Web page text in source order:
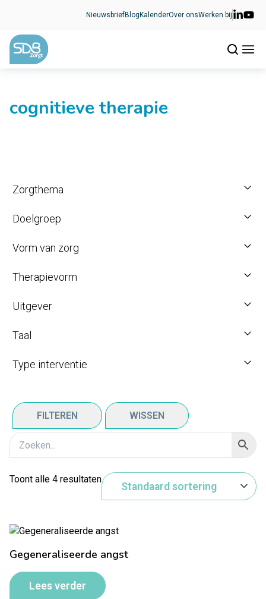
NieuwsbriefBlog KalenderOver onsWerken bij
cognitieve therapie
Zorgthema
Doelgroep
Vorm van zorg
Therapievorm
Uitgever
Taal
Type interventie
FILTEREN WISSEN
Toont alle 4 resultaten
Gegeneraliseerde angst
Lees verder